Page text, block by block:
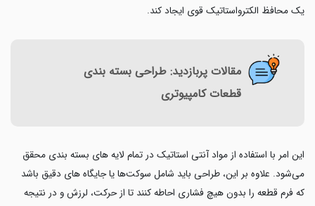
یک محافظ الکترواستاتیک قوی ایجاد کند.
مقالات پربازدید: طراحی بسته بندی
قطعات کامپیوتری
این امر با استفاده از مواد آنتی استاتیک در تمام لایه های بسته بندی محقق
می‌شود. علاوه بر این، طراحی باید شامل سوکت‌ها یا جایگاه های دقیق باشد
که فرم قطعه را بدون هیچ فشاری احاطه کنند تا از حرکت، لرزش و در نتیجه